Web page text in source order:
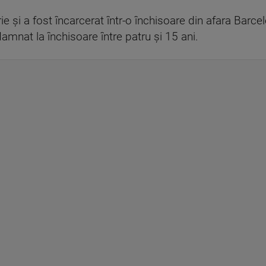
şi a fost încarcerat într-o închisoare din afara
la închisoare între patru şi 15 ani.